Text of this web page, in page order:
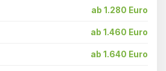
ab 1.280 Euro
ab 1.460 Euro
ab 1.640 Euro